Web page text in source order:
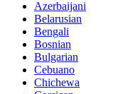
Azerbaijani
Belarusian
Bengali
Bosnian
Bulgarian
Cebuano
Chichewa